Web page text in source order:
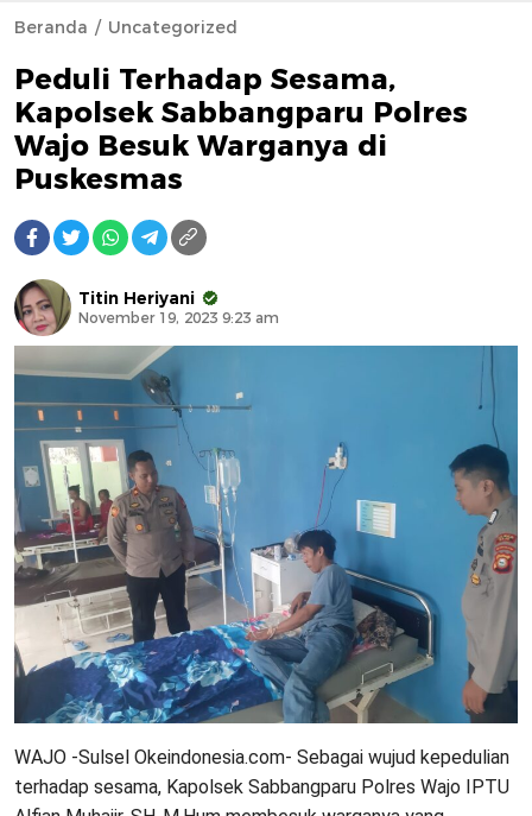
Beranda Uncategorized
Peduli Terhadap Sesama,
Kapolsek Sabbangparu Polres
Wajo Besuk Warganya di
Puskesmas
Titin Heriyani
November 19, 2023 9:23 am
WAJO -Sulsel Okeindonesia.com- Sebagai wujud kepedulian
terhadap sesama, Kapolsek Sabbangparu Polres Wajo IPTU